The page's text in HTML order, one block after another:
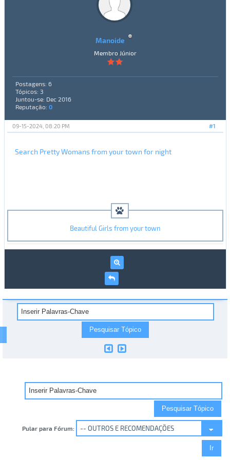
Manoide
Membro Júnior
Postagens: 6
Tópicos: 3
Juntou-se: Dec 2016
Reputação: 0
#1
09-15-2024, 08:20 PM
Search Pretty Womans from your town for night
Beautiful Girls from your town
Pular para Fórum: